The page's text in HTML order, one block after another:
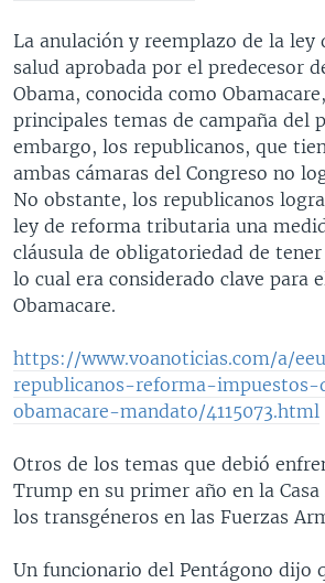
La anulación y reemplazo de la ley
salud aprobada por el predecesor
Obama, conocida como
principales temas de campaña del
embargo, los republicanos, que
ambas cámaras del Congreso no
No obstante, los republicanos
ley de reforma tributaria una
cláusula de obligatoriedad de
lo cual era considerado clave para
Obamacare.
https://www.voanoticias.com/a/
republicanos-reforma-impuestos-
obamacare-mandato/4115073.html
Otros de los temas que debió
Trump en su primer año en la Casa
los transgéneros en las Fuerzas
Un funcionario del Pentágono dijo